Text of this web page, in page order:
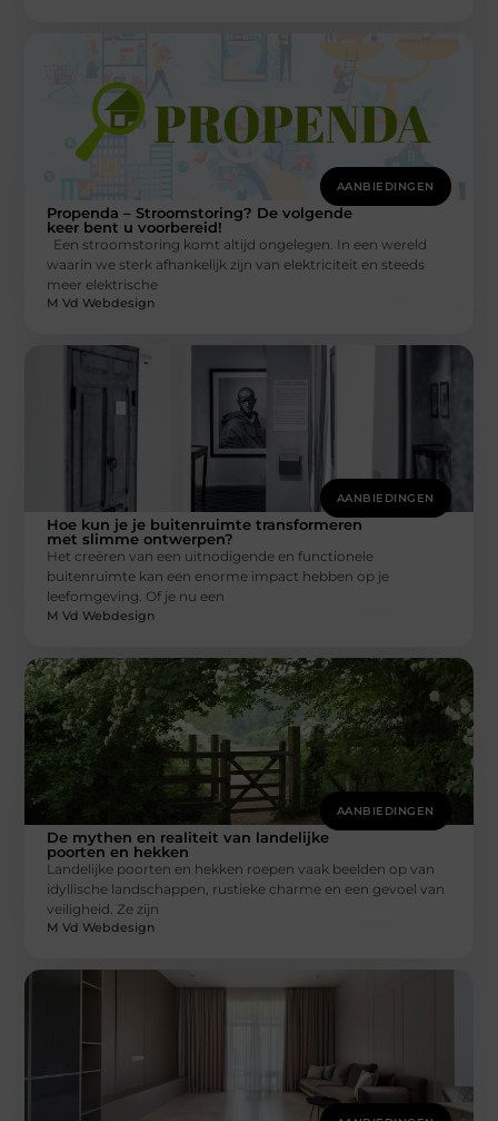
AANBIEDINGEN
Propenda – Stroomstoring? De volgende
keer bent u voorbereid!
Een stroomstoring komt altijd ongelegen. In een wereld
waarin we sterk afhankelijk zijn van elektriciteit en steeds
meer elektrische
M Vd Webdesign
AANBIEDINGEN
Hoe kun je je buitenruimte transformeren
met slimme ontwerpen?
Het creëren van een uitnodigende en functionele
buitenruimte kan een enorme impact hebben op je
leefomgeving. Of je nu een
M Vd Webdesign
AANBIEDINGEN
De mythen en realiteit van landelijke
poorten en hekken
Landelijke poorten en hekken roepen vaak beelden op van
idyllische landschappen, rustieke charme en een gevoel van
veiligheid. Ze zijn
M Vd Webdesign